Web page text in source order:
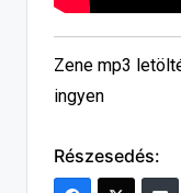
Zene mp3
ingyen
Részesedés: